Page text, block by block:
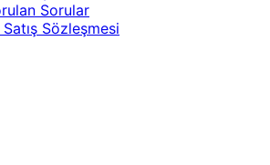
Sorular
Sözleşmesi